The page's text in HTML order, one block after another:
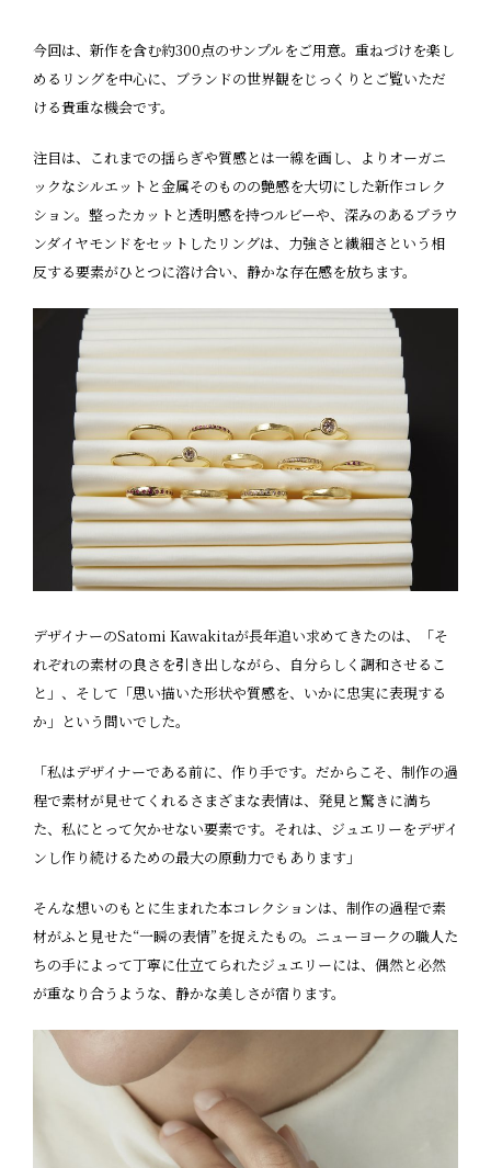
今回は、新作を含む約300点のサンプルをご用意。重ねづけを楽し
めるリングを中心に、ブランドの世界観をじっくりとご覧いただ
ける貴重な機会です。
注目は、これまでの揺らぎや質感とは一線を画し、よりオーガニ
ックなシルエットと金属そのものの艶感を大切にした新作コレク
ション。整ったカットと透明感を持つルビーや、深みのあるブラウ
ンダイヤモンドをセットしたリングは、力強さと繊細さという相
反する要素がひとつに溶け合い、静かな存在感を放ちます。
デザイナーのSatomi Kawakitaが長年追い求めてきたのは、「そ
れぞれの素材の良さを引き出しながら、自分らしく調和させるこ
と」、そして「思い描いた形状や質感を、いかに忠実に表現する
か」という問いでした。
「私はデザイナーである前に、作り手です。だからこそ、制作の過
程で素材が見せてくれるさまざまな表情は、発見と驚きに満ち
た、私にとって欠かせない要素です。それは、ジュエリーをデザイ
ンし作り続けるための最大の原動力でもあります」
そんな想いのもとに生まれた本コレクションは、制作の過程で素
材がふと見せた“一瞬の表情”を捉えたもの。ニューヨークの職人た
ちの手によって丁寧に仕立てられたジュエリーには、偶然と必然
が重なり合うような、静かな美しさが宿ります。